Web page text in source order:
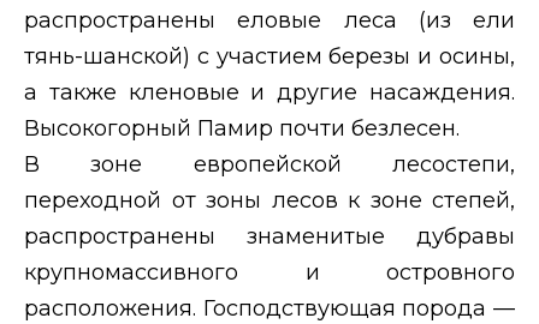
распространены еловые леса (из ели
тянь-шанской) с участием березы и осины,
а также кленовые и другие насаждения.
Высокогорный Памир почти безлесен.
В зоне европейской лесостепи,
переходной от зоны лесов к зоне степей,
распространены знаменитые дубравы
крупномассивного и
островного
расположения. Господствующая порода —